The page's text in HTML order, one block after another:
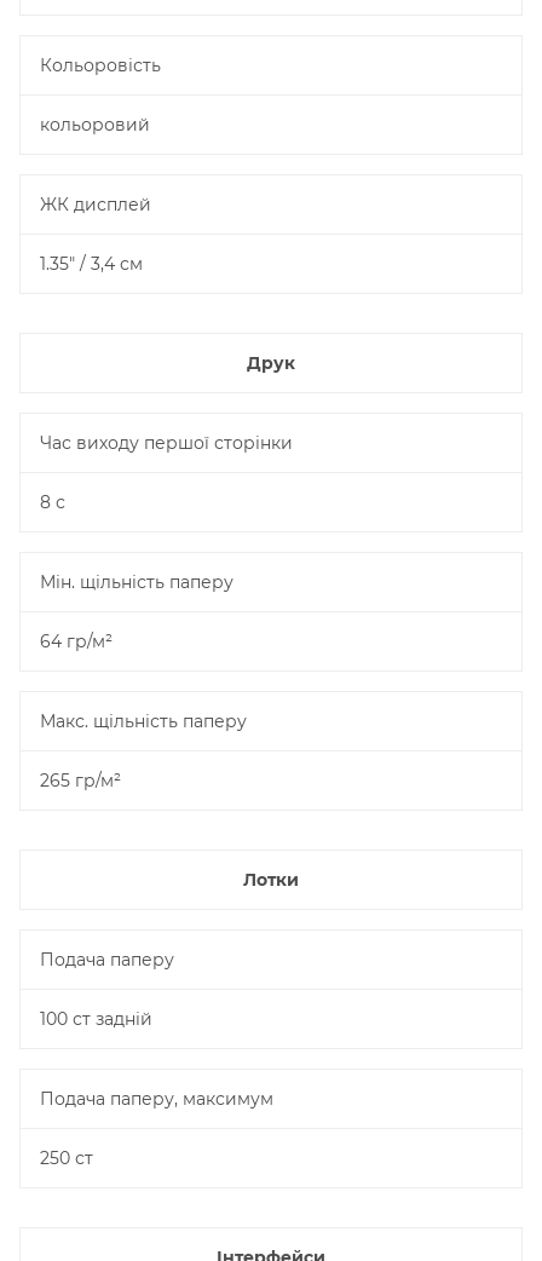
Кольоровість
кольоровий
ЖК дисплей
1.35" / 3,4 см
Друк
Час виходу першої сторінки
8 с
Мін. щільність паперу
64 гр/м²
Макс. щільність паперу
265 гр/м²
Лотки
Подача паперу
100 ст задній
Подача паперу, максимум
250 ст